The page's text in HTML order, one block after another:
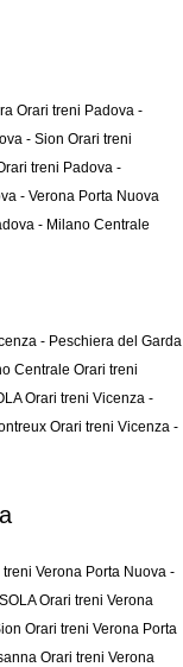
Orari treni Padova -
- Sion Orari treni
treni Padova -
- Verona Porta Nuova
- Milano Centrale
- Peschiera del Garda
Centrale Orari treni
Orari treni Vicenza -
Orari treni Vicenza -
treni Verona Porta Nuova -
Orari treni Verona
Orari treni Verona Porta
Orari treni Verona